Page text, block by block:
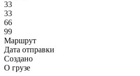
33
33
66
99
Маршрут
Дата отправки
Создано
О грузе